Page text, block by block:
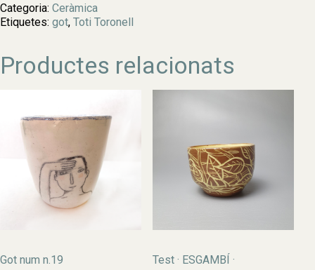
n.9
Categoria: Ceràmica
Etiquetes: got, Toti Toronell
Productes relacionats
Got num n.19 Test · ESGAMBÍ ·